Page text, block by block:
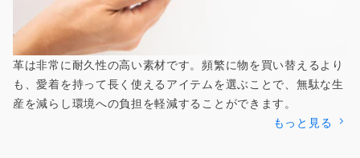
革は非常に耐久性の高い素材です。頻繁に物を買い替えるより
も、愛着を持って長く使えるアイテムを選ぶことで、無駄な生
産を減らし環境への負担を軽減することができます。
もっと見る